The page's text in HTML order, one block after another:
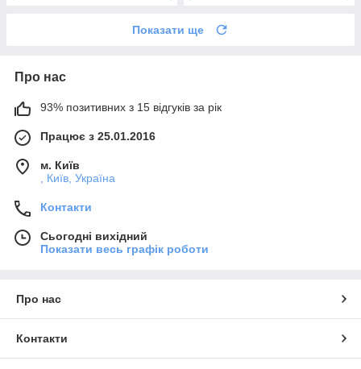
Показати ще
Про нас
93% позитивних з 15 відгуків за рік
Працює з 25.01.2016
м. Київ
, Київ, Україна
Контакти
Сьогодні вихідний
Показати весь графік роботи
Про нас
Контакти